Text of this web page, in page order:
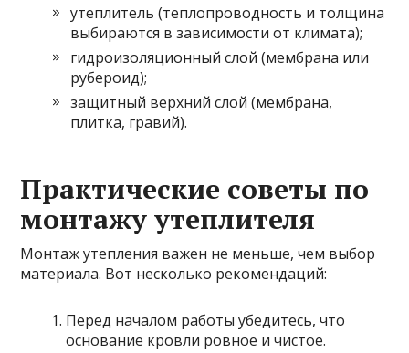
утеплитель (теплопроводность и толщина
выбираются в зависимости от климата);
гидроизоляционный слой (мембрана или
рубероид);
защитный верхний слой (мембрана,
плитка, гравий).
Практические советы по
монтажу утеплителя
Монтаж утепления важен не меньше, чем выбор
материала. Вот несколько рекомендаций:
Перед началом работы убедитесь, что
основание кровли ровное и чистое.